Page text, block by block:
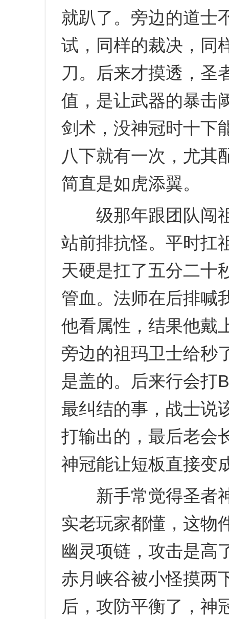
就趴了。旁边的道士
试，同样的裁决，同
刀。后来才摸透，圣
值，是让武器的暴击
剑术，没神冠时十下
八下就有一次，尤其
简直是如虎添翼。
级那年跟团队闯祖
站前排抗怪。平时扛
天硬是扛了五分二十
管血。法师在后排喊
他看属性，结果他戴
旁边的祖玛卫士给秒
是盖的。后来行会打
最纠结的事，战士说
打输出的，最后老会
神冠能让短板直接变
新手常觉得圣者神
实老玩家都懂，这物
幽灵项链，攻击是高
赤月峡谷被小怪摸两
后，攻防平衡了，神